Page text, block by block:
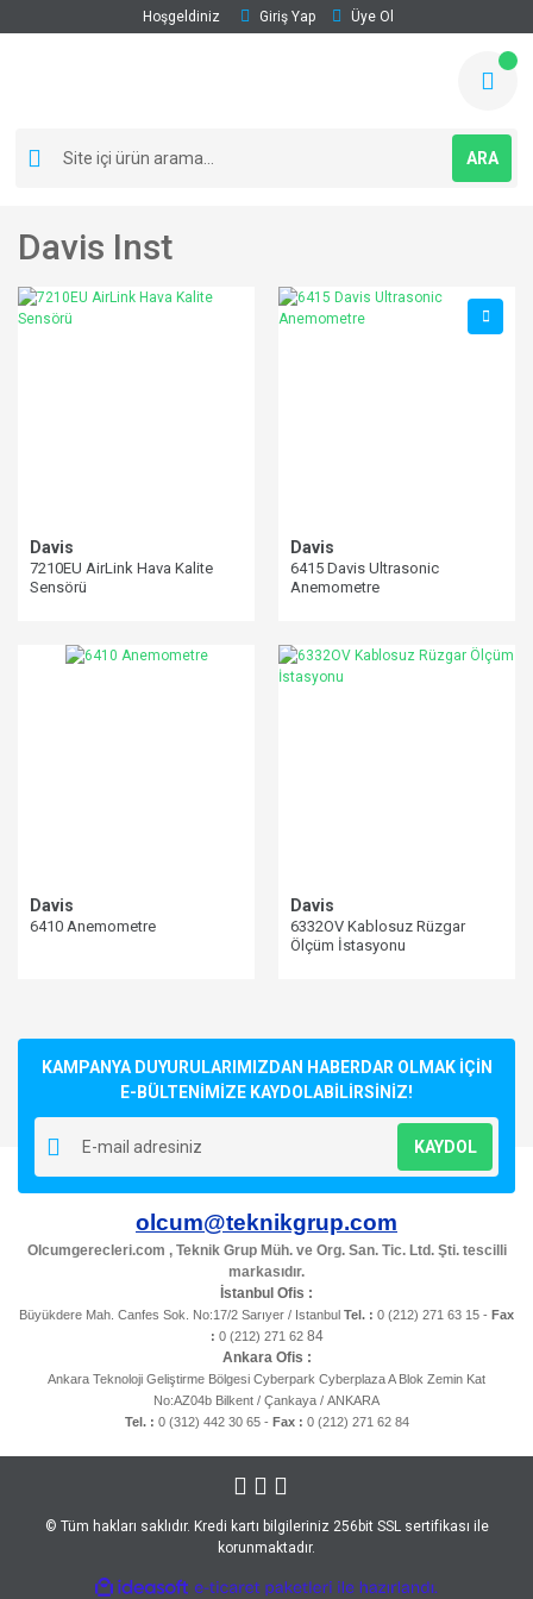
Hoşgeldiniz Giriş Yap Üye Ol
ARA
Davis Inst
Davis
7210EU AirLink Hava Kalite
Sensörü
Davis
6415 Davis Ultrasonic
Anemometre
Davis
6410 Anemometre
Davis
6332OV Kablosuz Rüzgar
Ölçüm İstasyonu
KAMPANYA DUYURULARIMIZDAN HABERDAR OLMAK İÇİN
E-BÜLTENİMİZE KAYDOLABİLİRSİNİZ!
KAYDOL
olcum@teknikgrup.com
Olcumgerecleri.com , Teknik Grup Müh. ve Org. San. Tic. Ltd. Şti. tescilli
markasıdır.
İstanbul Ofis :
Büyükdere Mah. Canfes Sok. No:17/2 Sarıyer / Istanbul Tel. : 0 (212) 271 63 15 - Fax
: 0 (212) 271 6284
Ankara Ofis :
Ankara Teknoloji Geliştirme Bölgesi Cyberpark Cyberplaza A Blok Zemin Kat
No:AZ04b Bilkent / Çankaya / ANKARA
Tel. : 0 (312) 442 30 65 - Fax : 0 (212) 271 62 84
© Tüm hakları saklıdır. Kredi kartı bilgileriniz 256bit SSL sertifikası ile
korunmaktadır.
ideasoft e-